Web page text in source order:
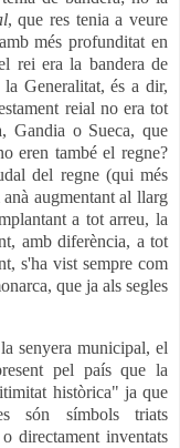
, que res tenia a veure
més profunditat en
rei era la bandera de
Generalitat, és a dir,
reial no era tot
Gandia o Sueca, que
eren també el regne?
del regne (qui més
augmentant al llarg
a tot arreu, la
amb diferència, a tot
s'ha vist sempre com
que ja als segles
senyera municipal, el
pel país que la
històrica" ja que
són símbols triats
directament inventats